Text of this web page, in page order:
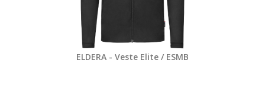
ELDERA - Veste Elite / ESMB